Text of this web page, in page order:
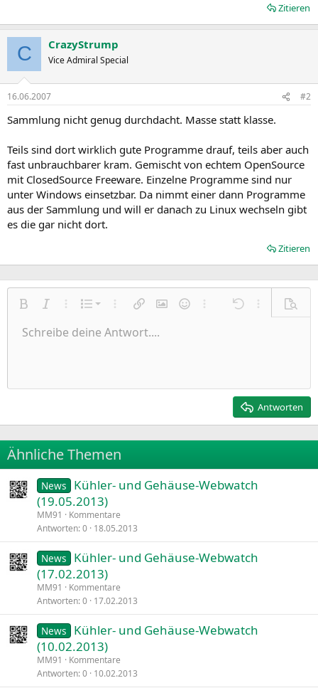
Zitieren
C CrazyStrump
Vice Admiral Special
16.06.2007 #2
Sammlung nicht genug durchdacht. Masse statt klasse.
Teils sind dort wirklich gute Programme drauf, teils aber auch
fast unbrauchbarer kram. Gemischt von echtem OpenSource
mit ClosedSource Freeware. Einzelne Programme sind nur
unter Windows einsetzbar. Da nimmt einer dann Programme
aus der Sammlung und will er danach zu Linux wechseln gibt
es die gar nicht dort.
Zitieren
Fett KursivWeitere Einstellungen…
Liste
Nummerierte Liste
Ungeordnete Liste
Weitere Einstellungen…
Link einfügen
Bild einfügen
SmileysWeitere Einstellungen…
Rückgängig
Weitere
Schriftgröße
9
22
26
TextfarbeSchriftfamilie
Arial
Times New Roman
Trebuchet MS
Verdana
Durchgestrichen
Unterstrichen
Inline-Code
AusrichtungLinksbündig
Paragraph format
Normal
Heading 2
ZitatMedienTabelle einfügen
Insert horizontal line
SpoilerCode
Wiederholen
BBCode umschalten
Formatierung entfernen
EntwürfeEntwurf speichern
Schreibe deine Antwort....
Antworten
Ähnliche Themen
News
Kühler- und Gehäuse-Webwatch
(19.05.2013)
MM91
Kommentare
Antworten 0 18.05.2013
News
Kühler- und Gehäuse-Webwatch
(17.02.2013)
MM91
Kommentare
Antworten 0 17.02.2013
News
Kühler- und Gehäuse-Webwatch
(10.02.2013)
MM91
Kommentare
Antworten 0 10.02.2013